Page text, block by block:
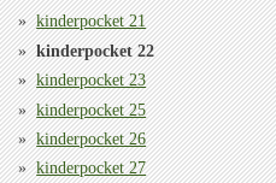
kinderpocket 21
kinderpocket 22
kinderpocket 23
kinderpocket 25
kinderpocket 26
kinderpocket 27